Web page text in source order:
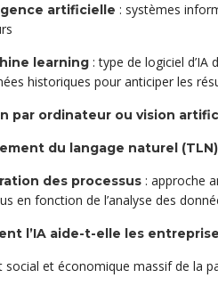
artificielle : systèmes
learning : type de logiciel
historiques pour anticiper les
par ordinateur ou vision
du langage naturel (TLN)
des processus : approche
en fonction de l’analyse des
l’IA aide-t-elle les
social et économique massif de la